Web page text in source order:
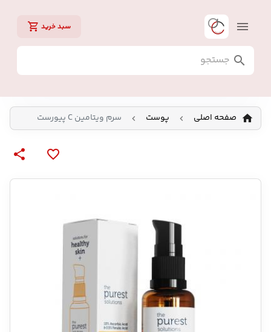
سبد خرید
صفحه اصلی پوست سرم ویتامین C پیورست